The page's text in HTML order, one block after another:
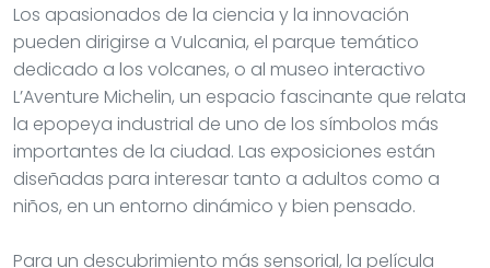
Los apasionados de la ciencia y la innovación
pueden dirigirse a Vulcania, el parque temático
dedicado a los volcanes, o al museo interactivo
L’Aventure Michelin, un espacio fascinante que relata
la epopeya industrial de uno de los símbolos más
importantes de la ciudad. Las exposiciones están
diseñadas para interesar tanto a adultos como a
niños, en un entorno dinámico y bien pensado.
Para un descubrimiento más sensorial, la película